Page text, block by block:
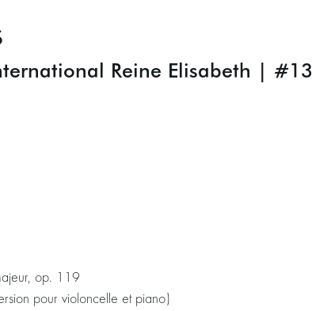
Reine Elisabeth | #13
op. 119
pour violoncelle et piano)